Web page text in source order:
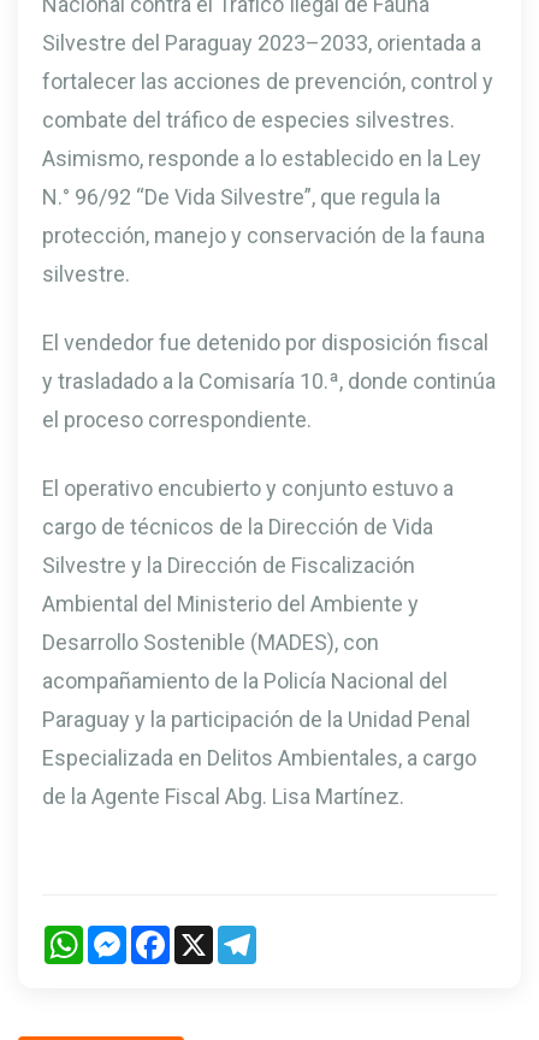
Silvestre del Paraguay 2023–2033, orientada a
fortalecer las acciones de prevención, control y
combate del tráfico de especies silvestres.
Asimismo, responde a lo establecido en la Ley
N.° 96/92 “De Vida Silvestre”, que regula la
protección, manejo y conservación de la fauna
silvestre.
El vendedor fue detenido por disposición fiscal
y trasladado a la Comisaría 10.ª, donde continúa
el proceso correspondiente.
El operativo encubierto y conjunto estuvo a
cargo de técnicos de la Dirección de Vida
Silvestre y la Dirección de Fiscalización
Ambiental del Ministerio del Ambiente y
Desarrollo Sostenible (MADES), con
acompañamiento de la Policía Nacional del
Paraguay y la participación de la Unidad Penal
Especializada en Delitos Ambientales, a cargo
de la Agente Fiscal Abg. Lisa Martínez.
WhatsAppMessengerFacebook
X